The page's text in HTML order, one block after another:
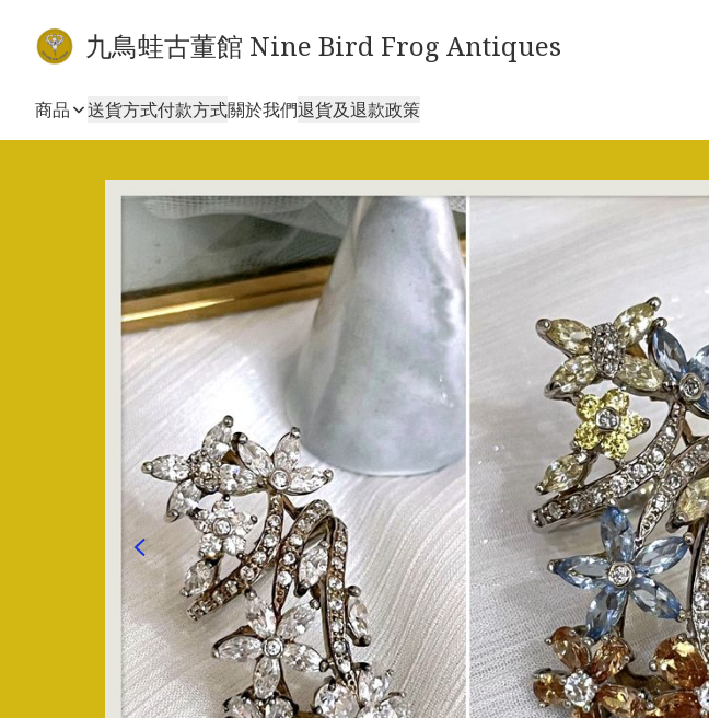
九鳥蛙古董館 Nine Bird Frog Antiques
商品 送貨方式付款方式關於我們退貨及退款政策